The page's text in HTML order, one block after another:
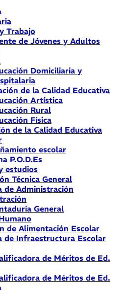
Trabajo
de Jóvenes y Adultos
Domiciliaria y
de la Calidad Educativa
Artística
Rural
Física
de la Calidad Educativa
escolar
P.O.D.Es
estudios
Técnica General
de Administración
General
de Alimentación Escolar
de Infraestructura Escolar
de Méritos de Ed.
de Méritos de Ed.